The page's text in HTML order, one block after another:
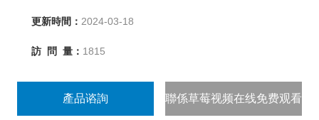
更新時間： 2024-03-18
訪 問 量： 1815
產品谘詢 聯係草莓视频在线免费观看